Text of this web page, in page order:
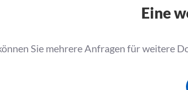
Eine
Sie mehrere Anfragen für weitere